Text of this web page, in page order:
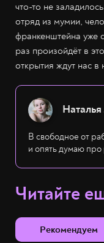
что-то не
отряд из мумии,
франкенштейна уже
раз произойдёт в
открытия ждут нас
В свободное от
и опять думаю про
Читайте
Рекомендуем